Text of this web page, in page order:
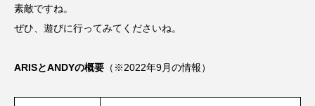
素敵ですね。
ぜひ、遊びに行ってみてくださいね。
ARISとANDYの概要 （※2022年9月の情報）